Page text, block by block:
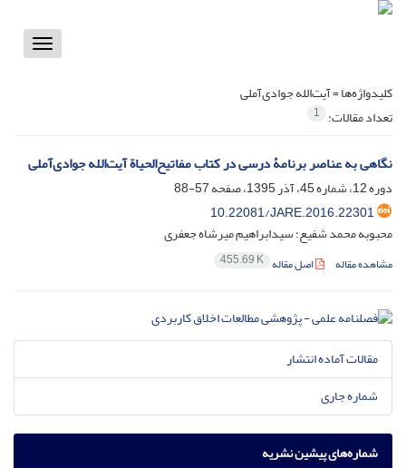
Toggle
کلیدواژه‌ها =آیت‌الله جوادی‌آملی
تعداد مقالات: 1
نگاهی به عناصر برنامۀ درسی در کتاب مفاتیح‌الحیاة آیت‌الله جوادی‌آملی
دوره 12، شماره 45، آذر 1395، صفحه
57-88
10.22081/JARE.2016.22301
محبوبه محمد شفیع؛ سیدابراهیم میرشاه جعفری
مشاهده مقاله اصل مقاله 455.69 K
مقالات آماده انتشار
شماره جاری
شماره‌های پیشین نشریه